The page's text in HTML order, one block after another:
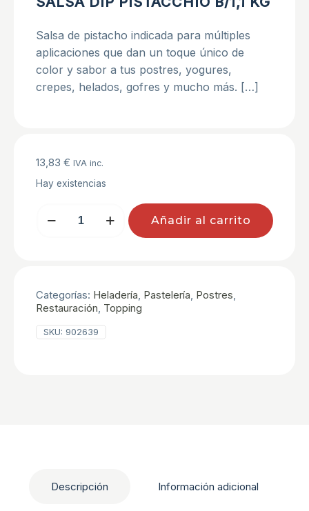
Salsa de pistacho indicada para múltiples
aplicaciones que dan un toque único de
color y sabor a tus postres, yogures,
crepes, helados, gofres y mucho más. […]
13,83 € IVA inc.
Hay existencias
DIP
Añadir al carrito
Categorías: Heladería Pastelería Postres
Restauración Topping
SKU: 902639
Descripción Información adicional